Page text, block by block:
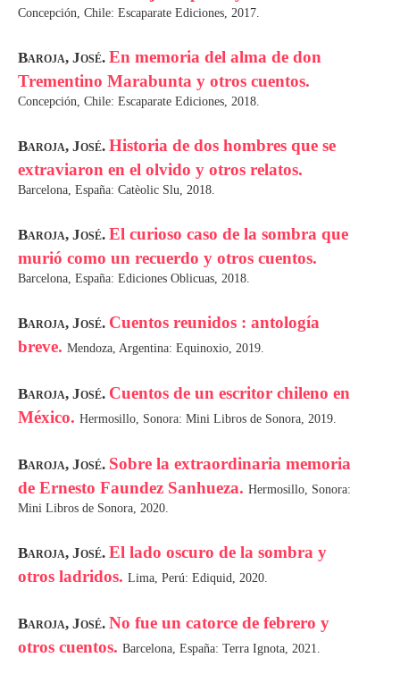
Concepción, Chile: Escaparate Ediciones, 2017.
Baroja, José. En memoria del alma de don
Trementino Marabunta y otros cuentos.
Concepción, Chile: Escaparate Ediciones, 2018.
Baroja, José. Historia de dos hombres que se
extraviaron en el olvido y otros relatos.
Barcelona, España: Catèolic Slu, 2018.
Baroja, José. El curioso caso de la sombra que
murió como un recuerdo y otros cuentos.
Barcelona, España: Ediciones Oblicuas, 2018.
Baroja, José. Cuentos reunidos : antología
breve. Mendoza, Argentina: Equinoxio, 2019.
Baroja, José. Cuentos de un escritor chileno en
México. Hermosillo, Sonora: Mini Libros de Sonora, 2019.
Baroja, José. Sobre la extraordinaria memoria
de Ernesto Faundez Sanhueza. Hermosillo, Sonora:
Mini Libros de Sonora, 2020.
Baroja, José. El lado oscuro de la sombra y
otros ladridos. Lima, Perú: Ediquid, 2020.
Baroja, José. No fue un catorce de febrero y
otros cuentos. Barcelona, España: Terra Ignota, 2021.